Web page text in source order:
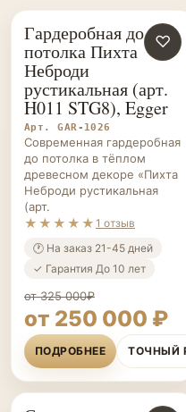
потолка Пихта
Неброди
рустикальная (арт.
H011 STG8), Egger
Арт. GAR-1026
Современная гардеробная
до потолка в тёплом
древесном декоре «Пихта
Неброди рустикальная
(арт.
★★★★★1 отзыв
🕐 На заказ 21-45 дней
✓ Гарантия До 10 лет
от 325 000₽
от 250 000 ₽
ПОДРОБНЕЕ ТОЧНЫЙ
ГАРДЕРОБНЫЕ НА ♡
Современная
открытая